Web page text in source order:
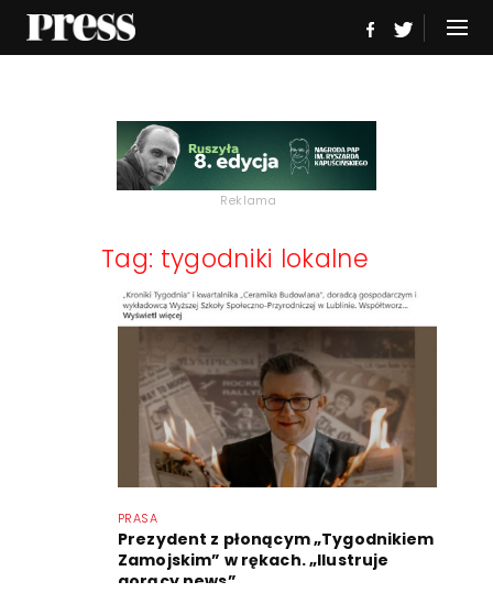
Reklama
Tag: tygodniki lokalne
PRASA
Prezydent z płonącym „Tygodnikiem
Zamojskim” w rękach. „Ilustruje
gorący news”